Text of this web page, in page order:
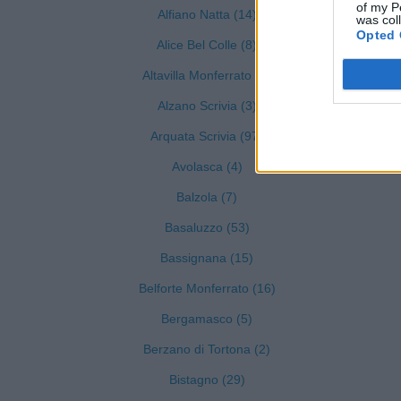
of my
was
Opted
Alfiano Natta (14)
Alice Bel Colle (8)
Altavilla Monferrato (7)
Alzano Scrivia (3)
Arquata Scrivia (97)
Avolasca (4)
Balzola (7)
Basaluzzo (53)
Bassignana (15)
Belforte Monferrato (16)
Bergamasco (5)
Berzano di Tortona (2)
Bistagno (29)